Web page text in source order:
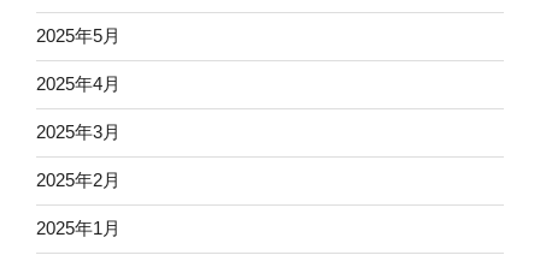
2025年5月
2025年4月
2025年3月
2025年2月
2025年1月